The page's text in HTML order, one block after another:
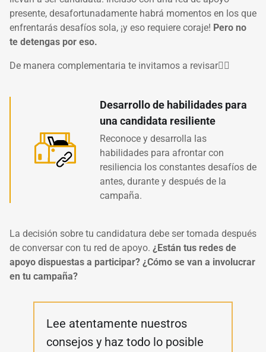
presente, desafortunadamente habrá momentos en los que
enfrentarás desafíos sola, ¡y eso requiere coraje! Pero no
te detengas por eso.
De manera complementaria te invitamos a revisar👇🏿
Desarrollo de habilidades para
una candidata resiliente
Reconoce y desarrolla las
habilidades para afrontar con
resiliencia los constantes desafíos de
antes, durante y después de la
campaña.
La decisión sobre tu candidatura debe ser tomada después
de conversar con tu red de apoyo. ¿Están tus redes de
apoyo dispuestas a participar? ¿Cómo se van a involucrar
en tu campaña?
Lee atentamente nuestros
consejos y haz todo lo posible